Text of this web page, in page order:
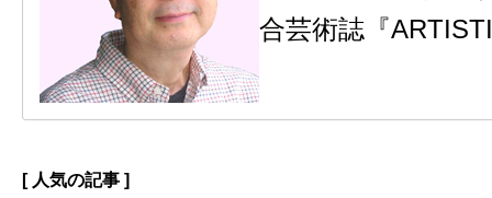
合芸術誌『
[ 人気の記事 ]